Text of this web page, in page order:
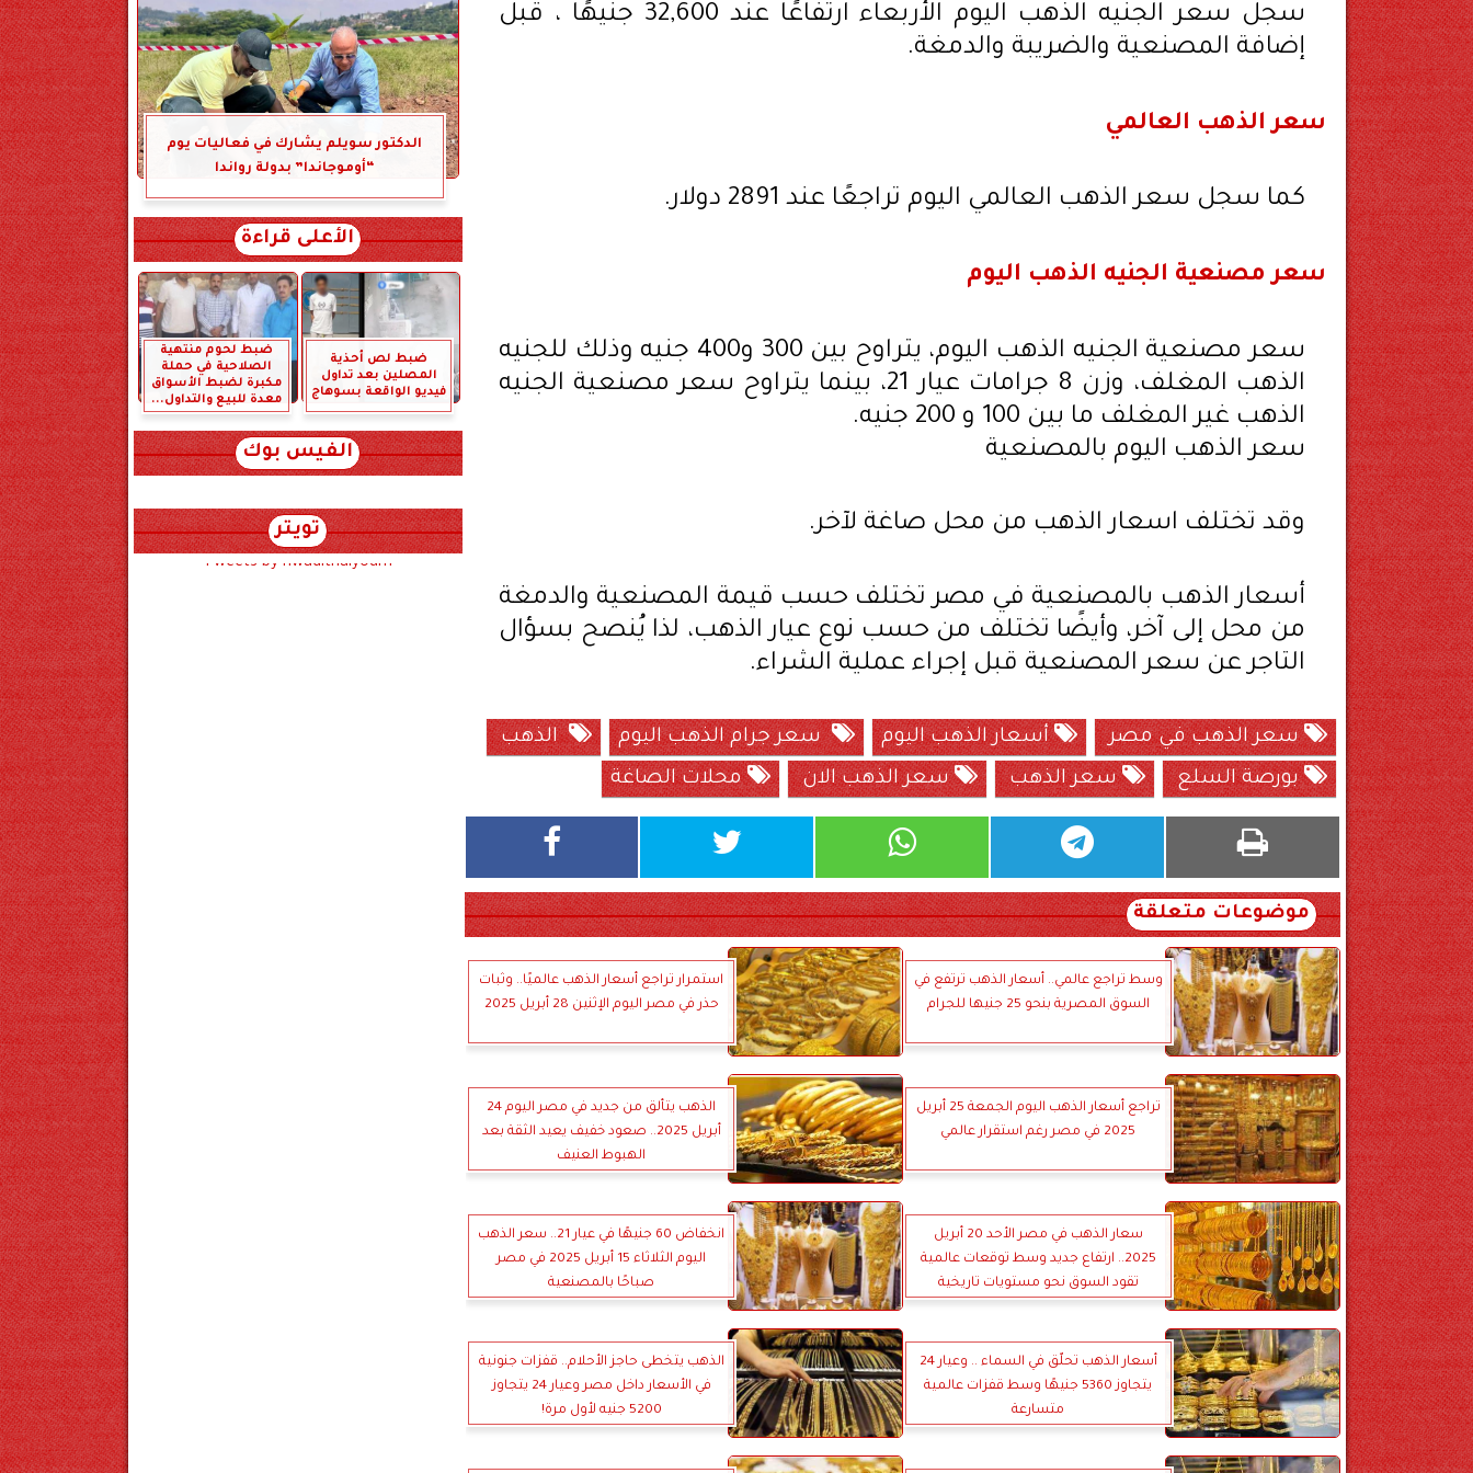
سجل سعر الجنيه الذهب اليوم الأربعاء ارتفاعًا عند 32,600 جنيهًا ، قبل
إضافة المصنعية والضريبة والدمغة.
سعر الذهب العالمي
كما سجل سعر الذهب العالمي اليوم تراجعًا عند 2891 دولار.
سعر مصنعية الجنيه الذهب اليوم
سعر مصنعية الجنيه الذهب اليوم، يتراوح بين 300 و400 جنيه وذلك للجنيه
الذهب المغلف، وزن 8 جرامات عيار 21، بينما يتراوح سعر مصنعية الجنيه
الذهب غير المغلف ما بين 100 و 200 جنيه.
سعر الذهب اليوم بالمصنعية
وقد تختلف اسعار الذهب من محل صاغة لآخر.
أسعار الذهب بالمصنعية في مصر تختلف حسب قيمة المصنعية والدمغة
من محل إلى آخر، وأيضًا تختلف من حسب نوع عيار الذهب، لذا يُنصح بسؤال
التاجر عن سعر المصنعية قبل إجراء عملية الشراء.
سعر الذهب في مصر أسعار الذهب اليوم سعر جرام الذهب اليوم
الذهب
بورصة السلع
سعر الذهب سعر الذهب الان محلات الصاغة
موضوعات متعلقة
وسط تراجع عالمي.. أسعار الذهب ترتفع في
السوق المصرية بنحو 25 جنيها للجرام
استمرار تراجع أسعار الذهب عالميًا.. وثبات
حذر في مصر اليوم الإثنين 28 أبريل 2025
تراجع أسعار الذهب اليوم الجمعة 25 أبريل
2025 في مصر رغم استقرار عالمي
الذهب يتألق من جديد في مصر اليوم 24
أبريل 2025.. صعود خفيف يعيد الثقة بعد
الهبوط العنيف
سعار الذهب في مصر الأحد 20 أبريل
2025.. ارتفاع جديد وسط توقعات عالمية
تقود السوق نحو مستويات تاريخية
انخفاض 60 جنيهًا في عيار 21.. سعر الذهب
اليوم الثلاثاء 15 أبريل 2025 في مصر
صباحًا بالمصنعية
أسعار الذهب تحلّق في السماء .. وعيار 24
يتجاوز 5360 جنيهًا وسط قفزات عالمية
متسارعة
الذهب يتخطى حاجز الأحلام.. قفزات جنونية
في الأسعار داخل مصر وعيار 24 يتجاوز
5200 جنيه لأول مرة!
الدكتور سويلم يشارك في فعاليات يوم
“أوموجاندا” بدولة رواندا
الأعلى قراءة
ضبط لص أحذية
المصلين بعد تداول
فيديو الواقعة بسوهاج
ضبط لحوم منتهية
الصلاحية في حملة
مكبرة لضبط الأسواق
معدة للبيع والتداول...
الفيس بوك
تويتر
Tweets by hwadithalyoum